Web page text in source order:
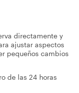
directamente y
ajustar aspectos
pequeños cambios
de las 24 horas